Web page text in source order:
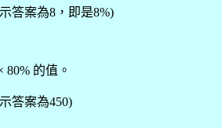
答案為8，即是8%)
80% 的值。
答案為450)